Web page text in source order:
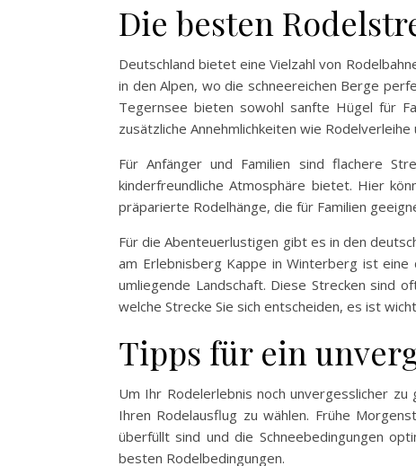
Die besten
Deutschland bietet eine Vielzahl von
in den Alpen, wo die schneereichen Berge
Tegernsee bieten sowohl sanfte Hügel für
zusätzliche Annehmlichkeiten wie
Für Anfänger und Familien sind flachere
kinderfreundliche Atmosphäre bietet. Hier
präparierte Rodelhänge, die für Familien
Für die Abenteuerlustigen gibt es in den
am Erlebnisberg Kappe in Winterberg ist
umliegende Landschaft. Diese Strecken sind
welche Strecke Sie sich entscheiden, es ist
Tipps für ein
Um Ihr Rodelerlebnis noch unvergesslicher
Ihren Rodelausflug zu wählen. Frühe
überfüllt sind und die Schneebedingungen
besten Rodelbedingungen.